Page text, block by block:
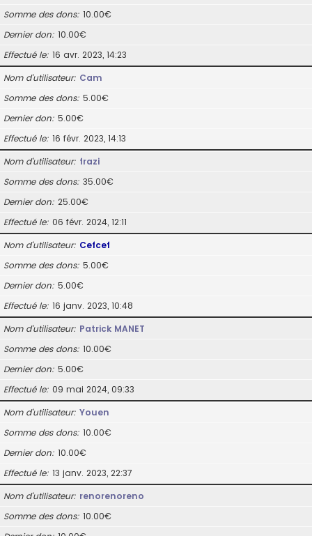
Somme des dons 10.00€
Dernier don 10.00€
Effectué le 16 avr. 2023, 14:23
Nom d’utilisateur Cam
Somme des dons 5.00€
Dernier don 5.00€
Effectué le 16 févr. 2023, 14:13
Nom d’utilisateur frazi
Somme des dons 35.00€
Dernier don 25.00€
Effectué le 06 févr. 2024, 12:11
Nom d’utilisateur Cefcef
Somme des dons 5.00€
Dernier don 5.00€
Effectué le 16 janv. 2023, 10:48
Nom d’utilisateur Patrick MANET
Somme des dons 10.00€
Dernier don 5.00€
Effectué le 09 mai 2024, 09:33
Nom d’utilisateur Youen
Somme des dons 10.00€
Dernier don 10.00€
Effectué le 13 janv. 2023, 22:37
Nom d’utilisateur renorenoreno
Somme des dons 10.00€